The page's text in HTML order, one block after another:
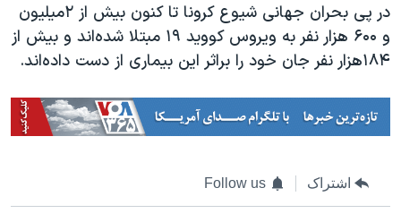
صفحه‌های ویژه
سفر پرزیدنت ترامپ به چین
در پی بحران جهانی شیوع کرونا تا کنون بیش از ۲میلیون
و ۶۰۰ هزار نفر به ویروس کووید ۱۹ مبتلا شده‌اند و بیش از
۱۸۴هزار نفر جان خود را براثر این بیماری از دست داده‌اند.
اشتراک Follow us